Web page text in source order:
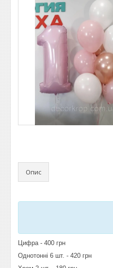
Опис
Цифра - 400 грн
Однотонні 6 шт. - 420 грн